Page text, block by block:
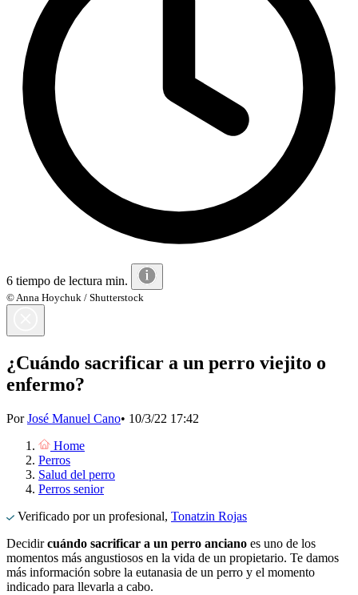
6 tiempo de lectura min.
© Anna Hoychuk / Shutterstock
¿Cuándo sacrificar a un perro viejito o
enfermo?
PorJosé Manuel Cano• 10/3/22 17:42
Home
Perros
Salud del perro
Perros senior
Verificado por un profesional, Tonatzin Rojas
Decidircuándo sacrificar a un perro anciano es uno de los
momentos más angustiosos en la vida de un propietario. Te damos
más información sobre la eutanasia de un perro y el momento
indicado para llevarla a cabo.